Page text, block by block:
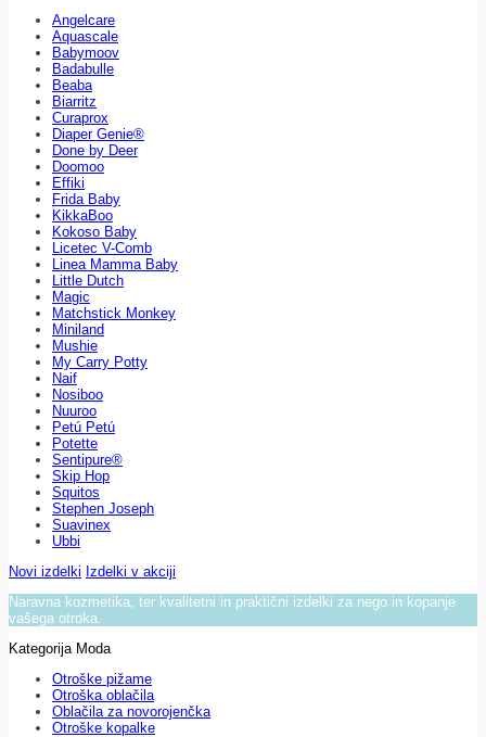
Angelcare
Aquascale
Babymoov
Badabulle
Beaba
Biarritz
Curaprox
Diaper Genie®
Done by Deer
Doomoo
Effiki
Frida Baby
KikkaBoo
Kokoso Baby
Licetec V-Comb
Linea Mamma Baby
Little Dutch
Magic
Matchstick Monkey
Miniland
Mushie
My Carry Potty
Naif
Nosiboo
Nuuroo
Petú Petú
Potette
Sentipure®
Skip Hop
Squitos
Stephen Joseph
Suavinex
Ubbi
Novi izdelki Izdelki v akciji
Naravna kozmetika, ter kvalitetni in praktični izdelki za nego in kopanje
vašega otroka.
Kategorija Moda
Otroške pižame
Otroška oblačila
Oblačila za novorojenčka
Otroške kopalke